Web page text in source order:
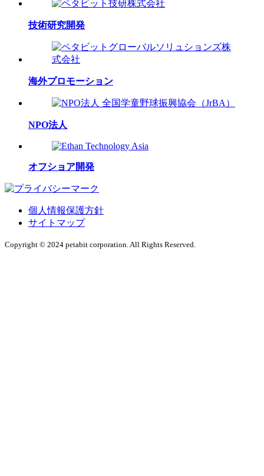
技術研究開発
海外プロモーション
NPO法人
オフショア開発
個人情報保護方針
サイトマップ
Copyright © 2024 petabit corporation. All Rights Reserved.